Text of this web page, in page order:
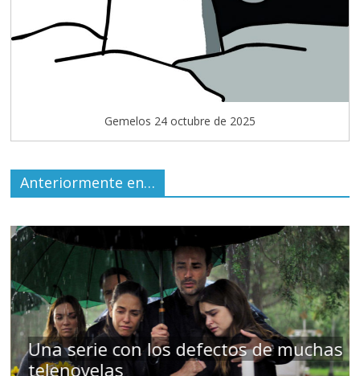
Gemelos 24 octubre de 2025
Anteriormente en…
Cuento de hadas interclasista en la
alta burguesía mexicana